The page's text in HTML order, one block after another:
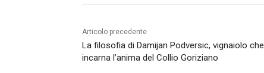
Articolo precedente
La filosofia di Damijan Podversic, vignaiolo che
incarna l’anima del Collio Goriziano